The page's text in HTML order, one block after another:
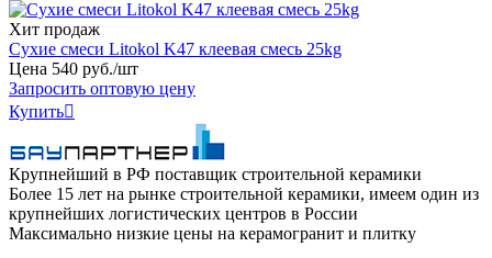
Хит продаж
Сухие смеси Litokol K47 клеевая смесь 25kg
Цена 540 руб./шт
Запросить оптовую цену
Купить
Крупнейший в РФ поставщик строительной керамики
Более 15 лет на рынке строительной керамики, имеем один из
крупнейших логистических центров в России
Максимально низкие цены на керамогранит и плитку